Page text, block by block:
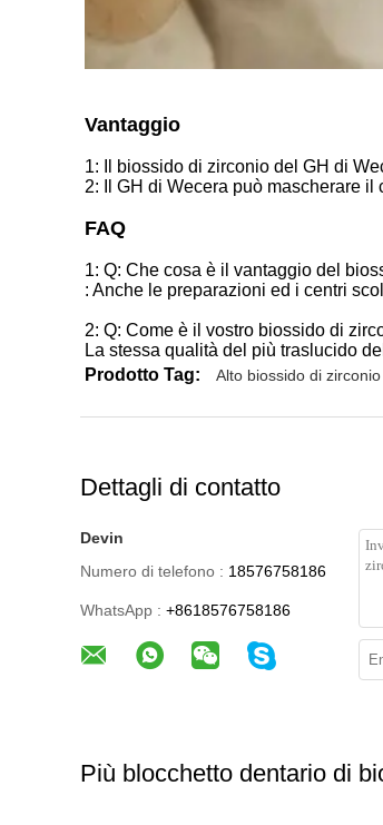
Vantaggio
1: Il biossido di zirconio del GH di
2: Il GH di Wecera può mascherare
FAQ
1: Q: Che cosa è il vantaggio del
: Anche le preparazioni ed i centri
2: Q: Come è il vostro biossido di
La stessa qualità del più traslucido
Prodotto Tag:
Alto biossido di
Dettagli di contatto
Devin
Numero di telefono : 18576758186
WhatsApp : +8618576758186
Più blocchetto dentario di